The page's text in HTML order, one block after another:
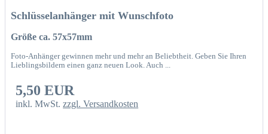
Schlüsselanhänger mit Wunschfoto
Größe ca. 57x57mm
Foto-Anhänger gewinnen mehr und mehr an Beliebtheit. Geben Sie Ihren
Lieblingsbildern einen ganz neuen Look. Auch ...
5,50 EUR
inkl. MwSt.zzgl. Versandkosten